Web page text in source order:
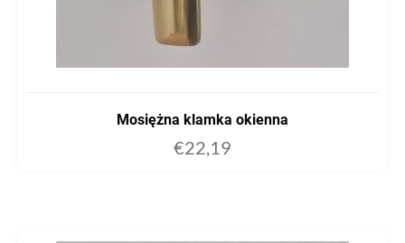
Mosiężna klamka okienna
€22,19